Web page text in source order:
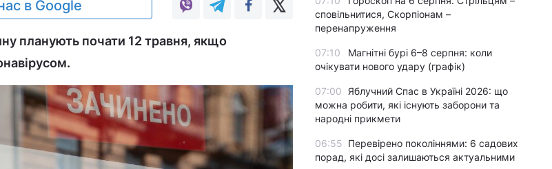
в Google
планують почати 12 травня, якщо
сповільнитися, Скорпіонам –
перенапруження
07:10
Магнітні бурі 6–8 серпня: коли
очікувати нового удару (графік)
07:00 Яблучний Спас в Україні 2026: що
можна робити, які існують заборони та
народні прикмети
06:55 Перевірено поколіннями: 6 садових
порад, які досі залишаються актуальними